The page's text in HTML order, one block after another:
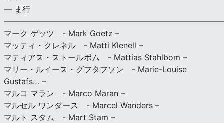
— ま行
マーク ゲッツ - Mark Goetz –
マッティ・クレネル - Matti Klenell –
マティアス・ストールボム - Mattias Stahlbom –
マリー・ルイース・グフタフソン - Marie-Louise
Gustafs… –
マルコ マラン - Marco Maran –
マルセル ワンダース - Marcel Wanders –
マルト スタム - Mart Stam –